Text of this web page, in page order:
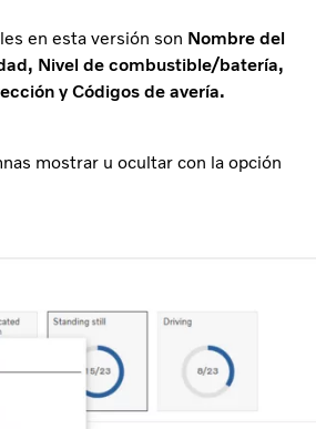
en esta versión son Nombre del
Nivel de combustible/batería,
y Códigos de avería.
mostrar u ocultar con la opción